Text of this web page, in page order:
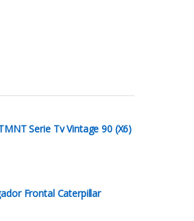
Serie Tv Vintage 90 (X6)
Frontal Caterpillar